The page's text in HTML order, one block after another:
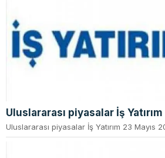
Uluslararası piyasalar İş
Uluslararası piyasalar İş Yatırım 23 Mayıs